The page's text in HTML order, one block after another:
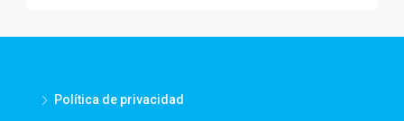
Política de privacidad